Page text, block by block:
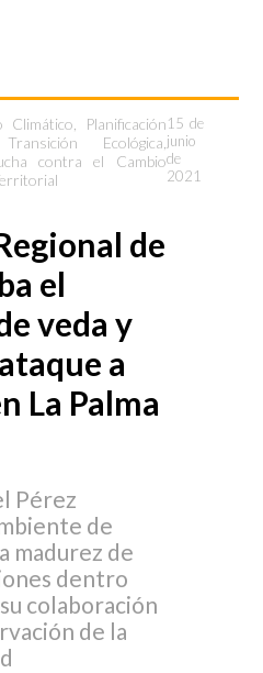
Climático
Planificación
Transición Ecológica
contra el Cambio
15 de
junio
de
2021
de
el
veda y
a
La Palma
Pérez
de
madurez de
dentro
colaboración
de la